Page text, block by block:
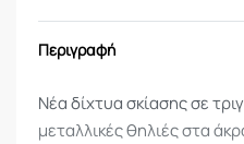
Περιγραφή
Νέα δίχτυα σκίασης σε
μεταλλικές θηλιές στα